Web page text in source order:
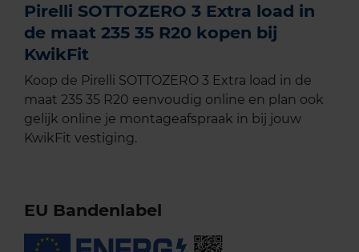
Pirelli SOTTOZERO 3 Extra load in
de maat 235 35 R20 kopen bij
KwikFit
Koop de Pirelli SOTTOZERO 3 Extra load in de
maat 235 35 R20 eenvoudig online en plan ook
gelijk online je montageafspraak in bij jouw
KwikFit vestiging.
EU Bandenlabel